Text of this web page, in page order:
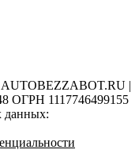
AUTOBEZZABOT.RU |
ОГРН 1117746499155
данных: